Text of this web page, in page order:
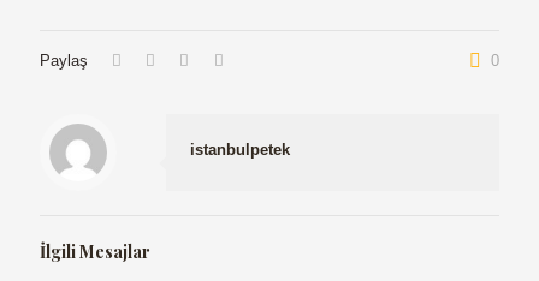
Paylaş 0
istanbulpetek
İlgili Mesajlar